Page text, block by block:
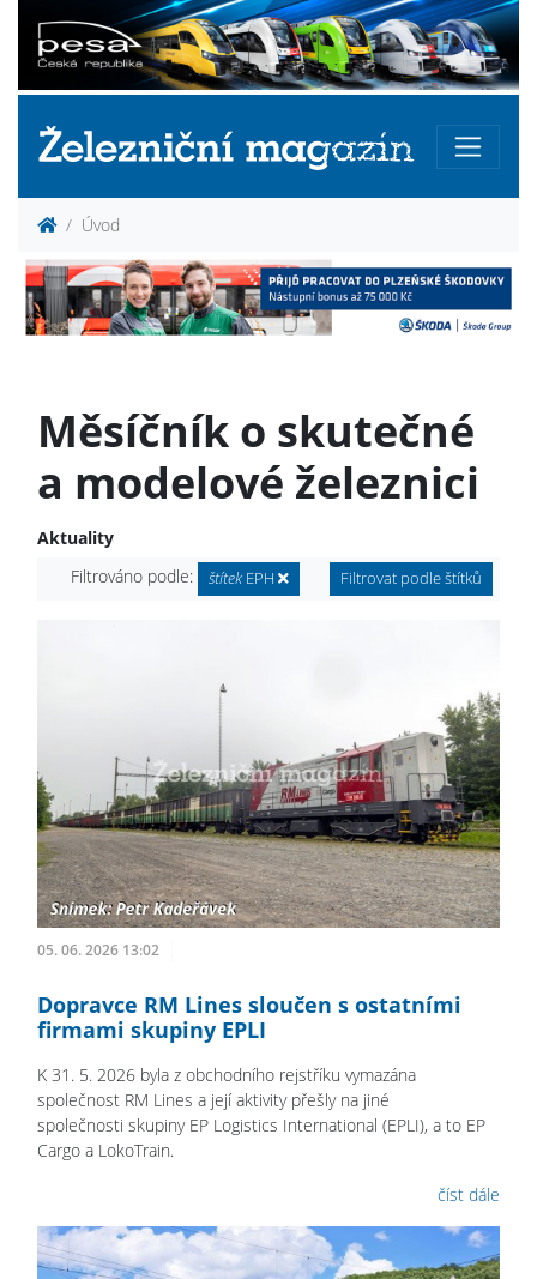
Úvod
Měsíčník o skutečné
a modelové železnici
Aktuality
Filtrováno podle:
štítekEPH Filtrovat podle štítků
05. 06. 2026 13:02
Dopravce RM Lines sloučen s ostatními
firmami skupiny EPLI
K 31. 5. 2026 byla z obchodního rejstříku vymazána
společnost RM Lines a její aktivity přešly na jiné
společnosti skupiny EP Logistics International (EPLI), a to EP
Cargo a LokoTrain.
číst dále